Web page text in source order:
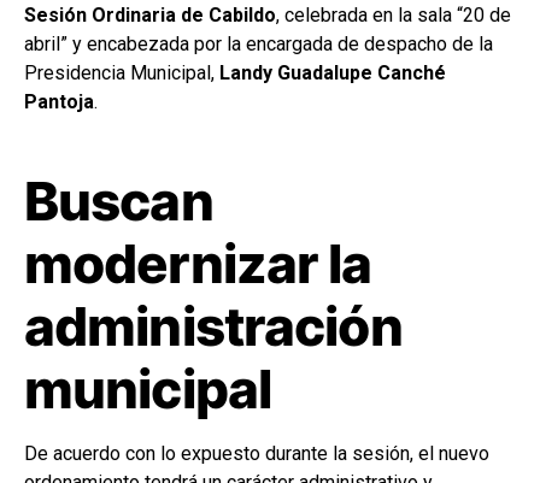
Sesión Ordinaria de Cabildo, celebrada en la sala “20 de
abril” y encabezada por la encargada de despacho de la
Presidencia Municipal, Landy Guadalupe Canché
Pantoja.
Buscan
modernizar la
administración
municipal
De acuerdo con lo expuesto durante la sesión, el nuevo